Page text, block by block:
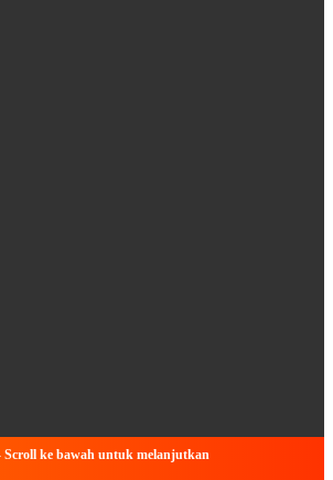
ke bawah untuk melanjutkan